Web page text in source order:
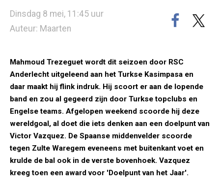
Dinsdag 8 mei, 11:45 uur
Auteur: Maarten
Mahmoud Trezeguet wordt dit seizoen door RSC
Anderlecht uitgeleend aan het Turkse Kasimpasa en
daar maakt hij flink indruk. Hij scoort er aan de lopende
band en zou al gegeerd zijn door Turkse topclubs en
Engelse teams. Afgelopen weekend scoorde hij deze
wereldgoal, al doet die iets denken aan een doelpunt van
Victor Vazquez. De Spaanse middenvelder scoorde
tegen Zulte Waregem eveneens met buitenkant voet en
krulde de bal ook in de verste bovenhoek. Vazquez
kreeg toen een award voor 'Doelpunt van het Jaar'.